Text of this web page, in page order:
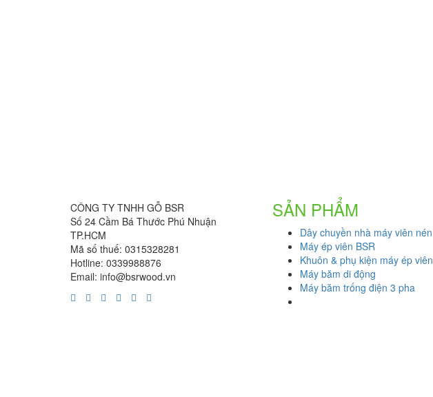
CÔNG TY TNHH GỖ BSR
Số 24 Cầm Bá Thước Phú Nhuận
TP.HCM
Mã số thuế: 0315328281
Hotline: 0339988876
Email: info@bsrwood.vn
SẢN PHẨM
Dây chuyền nhà máy viên nén
Máy ép viên BSR
Khuôn & phụ kiện máy ép viên
Máy băm di động
Máy băm trống điện 3 pha